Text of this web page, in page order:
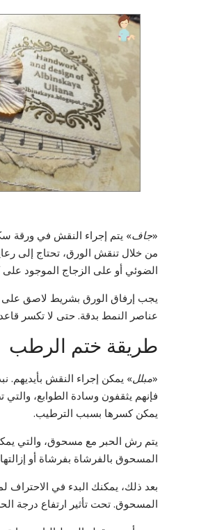
«جاف» يتم إجراء النقش في ورقة
من خلال تنقش الورق، تحتاج إلى
الضوئي أو على الزجاج الموجود
يجب إرفاق الورق بشريط لاصق
عناصر النمط بدقة. حتى لا تكسر
طريقة ختم الرطب
«مبلل» يمكن إجراء النقش بأيديهم.
فإنهم يثقفون وسادة الطوابع،
يمكن كسرها بسبب الترطيب.
يتم رش الحبر مع مسحوق، والتي
المسحوق بالفرشاة بفرشاة أو
بعد ذلك، يمكنك البدء في الاحتراف
المسحوق. تحت تأثير ارتفاع درجة